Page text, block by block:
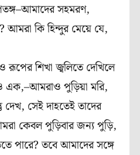
সহমরণ,
কি হিন্দুর মেয়ে যে,
রূপের শিখা জ্বলিতে দেখিলে
এক,–আমরাও পুড়িয়া মরি,
দেখ, সেই দাহতেই তাদের
কেবল পুড়িবার জন্য পুড়ি,
পারে? তবে আমাদের সঙ্গে